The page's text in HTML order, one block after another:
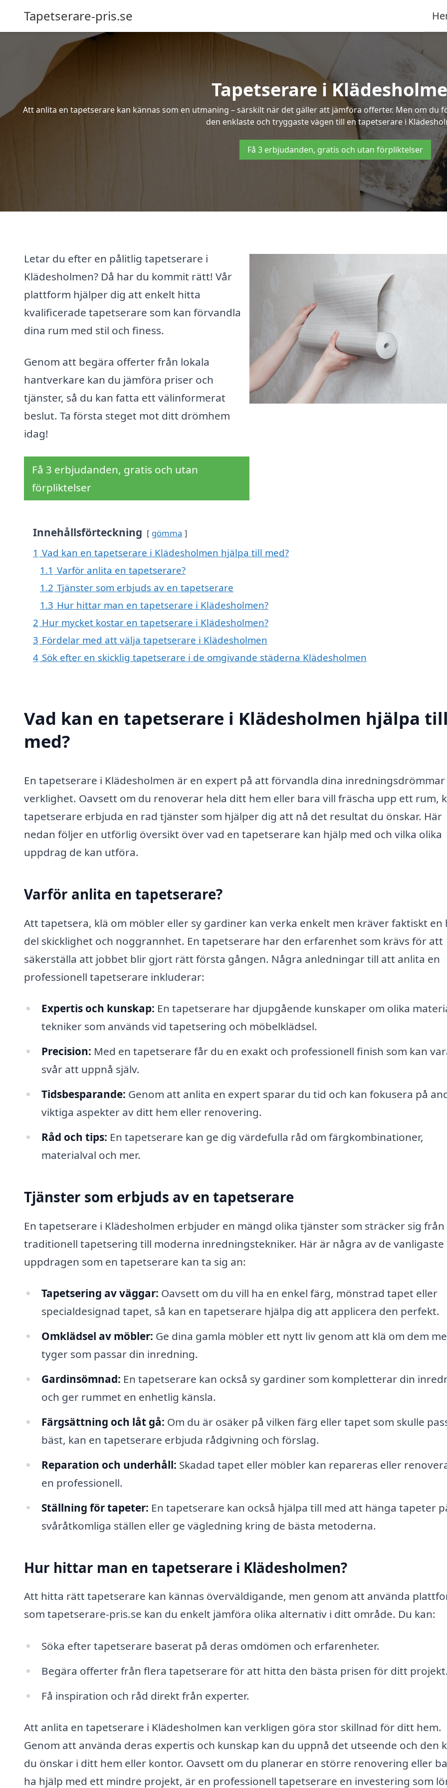
Tapetserare-pris.se
Tapetserare i
Att anlita en tapetserare kan kännas som en utmaning – särskilt när det gäller att jämföra offerter. Men om
den enklaste och tryggaste vägen till en tapetserare i
Få 3 erbjudanden, gratis och utan förpliktelser
Letar du efter en pålitlig tapetserare i
Klädesholmen? Då har du kommit rätt! Vår
plattform hjälper dig att enkelt hitta
kvalificerade tapetserare som kan förvandla
dina rum med stil och finess.
Genom att begära offerter från lokala
hantverkare kan du jämföra priser och
tjänster, så du kan fatta ett välinformerat
beslut. Ta första steget mot ditt drömhem
idag!
Få 3 erbjudanden, gratis och utan
förpliktelser
Innehållsförteckning gömma
1 Vad kan en tapetserare i Klädesholmen hjälpa till med?
1.1 Varför anlita en tapetserare?
1.2 Tjänster som erbjuds av en tapetserare
1.3 Hur hittar man en tapetserare i Klädesholmen?
2 Hur mycket kostar en tapetserare i Klädesholmen?
3 Fördelar med att välja tapetserare i Klädesholmen
4 Sök efter en skicklig tapetserare i de omgivande städerna Klädesholmen
Vad kan en tapetserare i Klädesholmen hjälpa till
med?
En tapetserare i Klädesholmen är en expert på att förvandla dina
verklighet. Oavsett om du renoverar hela ditt hem eller bara vill fräscha upp ett rum,
tapetserare erbjuda en rad tjänster som hjälper dig att nå det resultat du önskar. Här
nedan följer en utförlig översikt över vad en tapetserare kan hjälp med och vilka olika
uppdrag de kan utföra.
Varför anlita en tapetserare?
Att tapetsera, klä om möbler eller sy gardiner kan verka enkelt men kräver faktiskt en
del skicklighet och noggrannhet. En tapetserare har den erfarenhet som krävs för att
säkerställa att jobbet blir gjort rätt första gången. Några anledningar till att anlita en
professionell tapetserare inkluderar:
Expertis och kunskap: En tapetserare har djupgående kunskaper om olika
tekniker som används vid tapetsering och möbelklädsel.
Precision: Med en tapetserare får du en exakt och professionell finish som kan
svår att uppnå själv.
Tidsbesparande: Genom att anlita en expert sparar du tid och kan fokusera på
viktiga aspekter av ditt hem eller renovering.
Råd och tips: En tapetserare kan ge dig värdefulla råd om färgkombinationer,
materialval och mer.
Tjänster som erbjuds av en tapetserare
En tapetserare i Klädesholmen erbjuder en mängd olika tjänster som sträcker sig från
traditionell tapetsering till moderna inredningstekniker. Här är några av de vanligaste
uppdragen som en tapetserare kan ta sig an:
Tapetsering av väggar: Oavsett om du vill ha en enkel färg, mönstrad tapet eller
specialdesignad tapet, så kan en tapetserare hjälpa dig att applicera den perfekt.
Omklädsel av möbler: Ge dina gamla möbler ett nytt liv genom att klä om dem
tyger som passar din inredning.
Gardinsömnad: En tapetserare kan också sy gardiner som kompletterar din
och ger rummet en enhetlig känsla.
Färgsättning och låt gå: Om du är osäker på vilken färg eller tapet som skulle
bäst, kan en tapetserare erbjuda rådgivning och förslag.
Reparation och underhåll: Skadad tapet eller möbler kan repareras eller
en professionell.
Ställning för tapeter: En tapetserare kan också hjälpa till med att hänga tapeter
svåråtkomliga ställen eller ge vägledning kring de bästa metoderna.
Hur hittar man en tapetserare i Klädesholmen?
Att hitta rätt tapetserare kan kännas överväldigande, men genom att använda
som tapetserare-pris.se kan du enkelt jämföra olika alternativ i ditt område. Du kan:
Söka efter tapetserare baserat på deras omdömen och erfarenheter.
Begära offerter från flera tapetserare för att hitta den bästa prisen för ditt projekt.
Få inspiration och råd direkt från experter.
Att anlita en tapetserare i Klädesholmen kan verkligen göra stor skillnad för ditt hem.
Genom att använda deras expertis och kunskap kan du uppnå det utseende och den
du önskar i ditt hem eller kontor. Oavsett om du planerar en större renovering eller
ha hjälp med ett mindre projekt, är en professionell tapetserare en investering som